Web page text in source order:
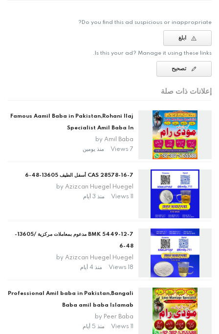
Do you find this ad suspicious or inappropriate?
ابلغ
Is this your ad? Manage it using these links.
تصحيح
إعلانات ذات صلة
Famous Aamil Baba in Pakistan,Rohani Ilaj
Specialist Amil Baba In
by Amil Baba
7 Views
منذ يومين
CAS 28578-16-7 أسفل الطيف 13605-48-6
by Azizcan Huegel Huegel
منذ 3 أيام
BMK 5449-12-7 مدعوم بمعاملات مركزية /13605-
48-6
by Azizcan Huegel Huegel
18 Views
منذ 4 أيام
Professional Amil baba in Pakistan,Bangali
Baba amil baba Islamab
by Peer Baba
منذ 5 أيام